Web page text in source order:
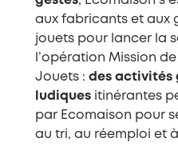
aux fabricants et aux
jouets pour lancer la
l’opération Mission
Jouets : des activités
ludiques itinérantes
par Ecomaison pour
au tri, au réemploi et